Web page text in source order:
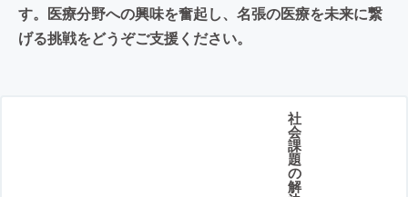
す。医療分野への興味を奮起し、名張の医療を未来に繋
げる挑戦をどうぞご支援ください。
社
会
課
題
の
解